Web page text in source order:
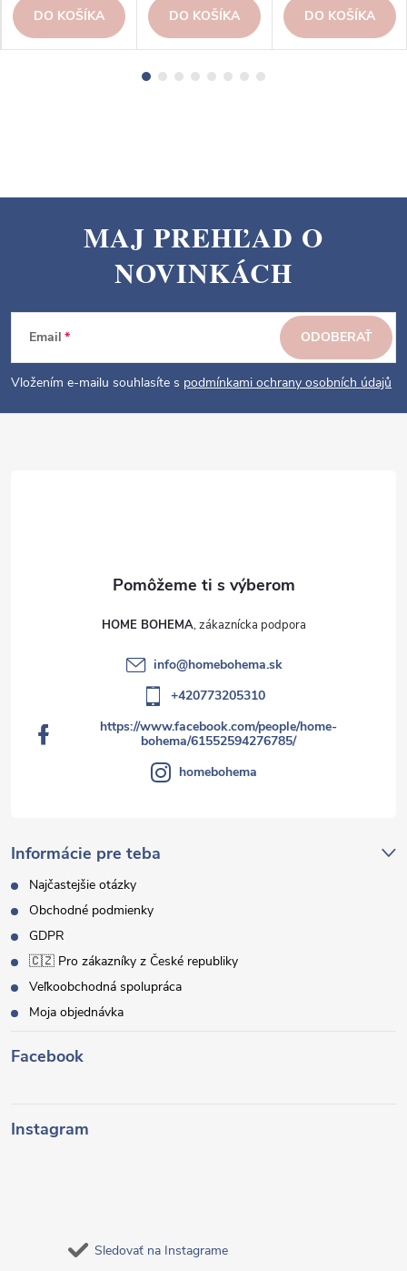
DO KOŠÍKA DO KOŠÍKA DO KOŠÍKA
p
e
MAJ PREHĽAD O
NOVINKÁCH
Email
Vložením e-mailu souhlasíte s podmínkami ochrany osobních údajů
ODOBERAŤ
Informácie pre teba
Najčastejšie otázky
Obchodné podmienky
GDPR
🇨🇿 Pro zákazníky z České republiky
Veľkoobchodná spolupráca
Moja objednávka
HOME BOHEMA
info@homebohema.sk
+420773205310
https://www.facebook.com/people/home-
bohema/61552594276785/
homebohema
Facebook
Instagram
Sledovať na Instagrame